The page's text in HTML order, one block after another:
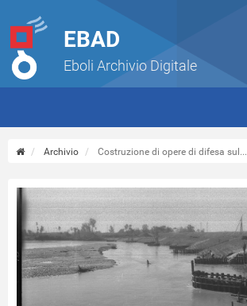
EBAD
Eboli Archivio Digitale
Archivio Costruzione di opere di difesa sul...